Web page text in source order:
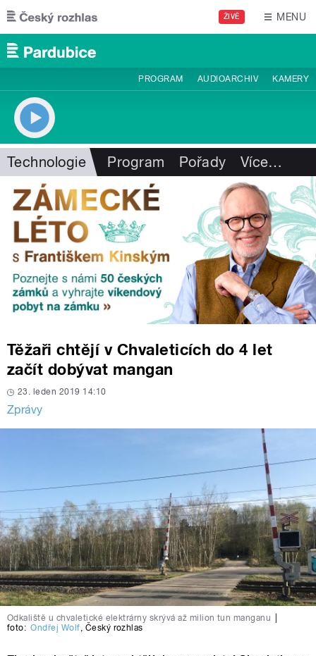
Přejít k hlavnímu obsahu
ŽIVĚ MENU
PROGRAM AUDIOARCHIV KAMERY
Technologie Program Pořady Více…
Těžaři chtějí v Chvaleticích do 4 let
začít dobývat mangan
23. leden 2019 14:10
Zprávy
Odkaliště u chvaletické elektrárny skrývá až milion tun manganu
foto: Ondřej Wolf, Český rozhlas